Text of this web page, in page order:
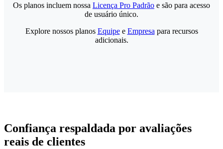
Os planos incluem nossa Licença Pro Padrão e são para acesso
de usuário único.
Explore nossos planos Equipee Empresa para recursos
adicionais.
Confiança respaldada por avaliações
reais de clientes